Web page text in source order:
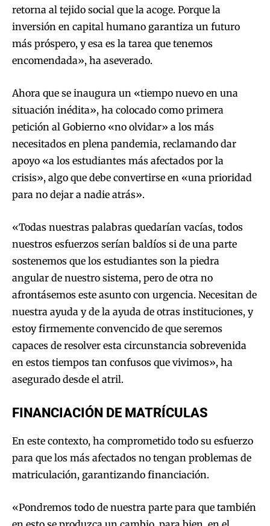
retorna al tejido social que la acoge. Porque la
inversión en capital humano garantiza un futuro
más próspero, y esa es la tarea que tenemos
encomendada», ha aseverado.
Ahora que se inaugura un «tiempo nuevo en una
situación inédita», ha colocado como primera
petición al Gobierno «no olvidar» a los más
necesitados en plena pandemia, reclamando dar
apoyo «a los estudiantes más afectados por la
crisis», algo que debe convertirse en «una prioridad
para no dejar a nadie atrás».
«Todas nuestras palabras quedarían vacías, todos
nuestros esfuerzos serían baldíos si de una parte
sostenemos que los estudiantes son la piedra
angular de nuestro sistema, pero de otra no
afrontásemos este asunto con urgencia. Necesitan de
nuestra ayuda y de la ayuda de otras instituciones, y
estoy firmemente convencido de que seremos
capaces de resolver esta circunstancia sobrevenida
en estos tiempos tan confusos que vivimos», ha
asegurado desde el atril.
FINANCIACIÓN DE MATRÍCULAS
En este contexto, ha comprometido todo su esfuerzo
para que los más afectados no tengan problemas de
matriculación, garantizando financiación.
«Pondremos todo de nuestra parte para que también